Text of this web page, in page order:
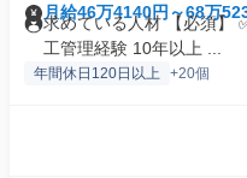
月給46万4140円～68万
求めている人材 【必須】
工管理経験 10年以上 ...
年間休日120日以上 +20個